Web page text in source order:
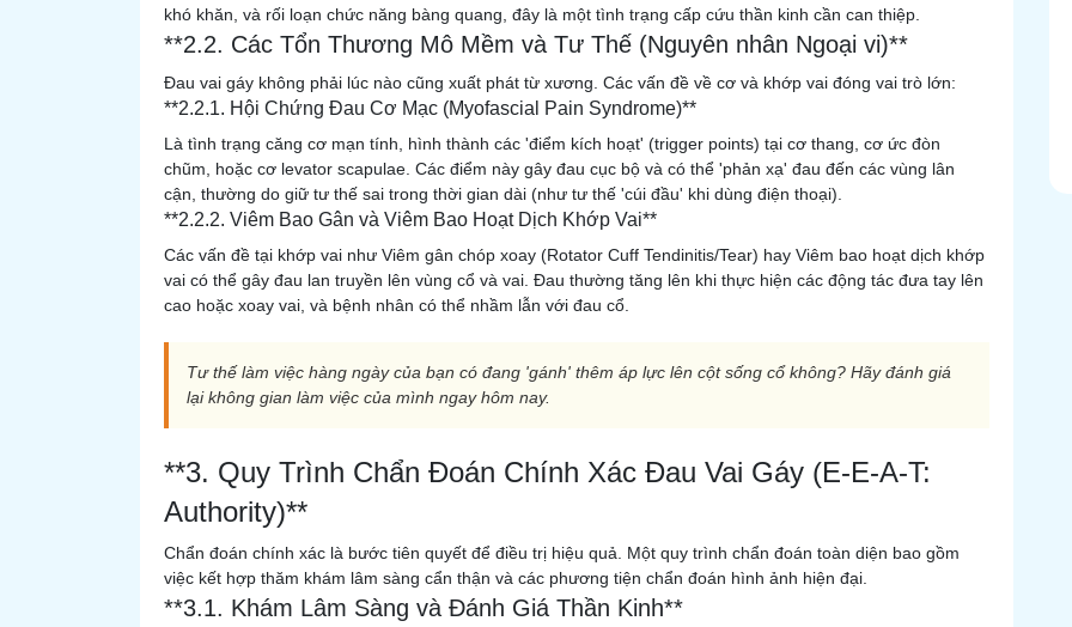
khó khăn, và rối loạn chức năng bàng quang, đây là một tình trạng cấp cứu thần kinh cần can thiệp.
**2.2. Các Tổn Thương Mô Mềm và Tư Thế (Nguyên nhân Ngoại vi)**
Đau vai gáy không phải lúc nào cũng xuất phát từ xương. Các vấn đề về cơ và khớp vai đóng vai trò lớn:
**2.2.1. Hội Chứng Đau Cơ Mạc (Myofascial Pain Syndrome)**
Là tình trạng căng cơ mạn tính, hình thành các 'điểm kích hoạt' (trigger points) tại cơ thang, cơ ức đòn
chũm, hoặc cơ levator scapulae. Các điểm này gây đau cục bộ và có thể 'phản xạ' đau đến các vùng lân
cận, thường do giữ tư thế sai trong thời gian dài (như tư thế 'cúi đầu' khi dùng điện thoại).
**2.2.2. Viêm Bao Gân và Viêm Bao Hoạt Dịch Khớp Vai**
Các vấn đề tại khớp vai như Viêm gân chóp xoay (Rotator Cuff Tendinitis/Tear) hay Viêm bao hoạt dịch khớp
vai có thể gây đau lan truyền lên vùng cổ và vai. Đau thường tăng lên khi thực hiện các động tác đưa tay lên
cao hoặc xoay vai, và bệnh nhân có thể nhầm lẫn với đau cổ.
Tư thế làm việc hàng ngày của bạn có đang 'gánh' thêm áp lực lên cột sống cổ không? Hãy đánh giá
lại không gian làm việc của mình ngay hôm nay.
**3. Quy Trình Chẩn Đoán Chính Xác Đau Vai Gáy (E-E-A-T:
Authority)**
Chẩn đoán chính xác là bước tiên quyết để điều trị hiệu quả. Một quy trình chẩn đoán toàn diện bao gồm
việc kết hợp thăm khám lâm sàng cẩn thận và các phương tiện chẩn đoán hình ảnh hiện đại.
**3.1. Khám Lâm Sàng và Đánh Giá Thần Kinh**